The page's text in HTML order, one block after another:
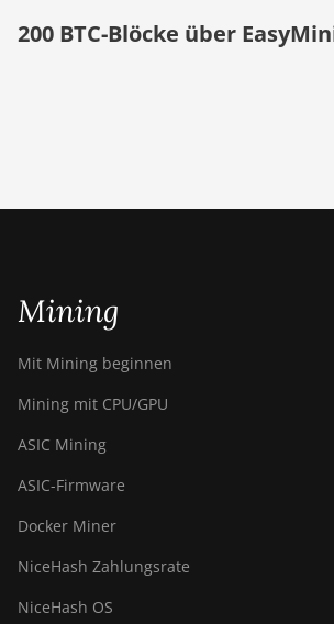
BITMAIN Antminer S19j Pro
(96Th)
BITMAIN Antminer S23
(580Th)
3U (1.16Ph)
BITMAIN Antminer S23 Imm.
2U (865Th/s)
BITMAIN Antminer T19 Hydro
(145Th)
BITMAIN Antminer T19 Hydro
200 BTC-Blöcke über
Mining
Mit Mining beginnen
Mining mit CPU/GPU
ASIC Mining
ASIC-Firmware
Docker Miner
NiceHash Zahlungsrate
NiceHash OS